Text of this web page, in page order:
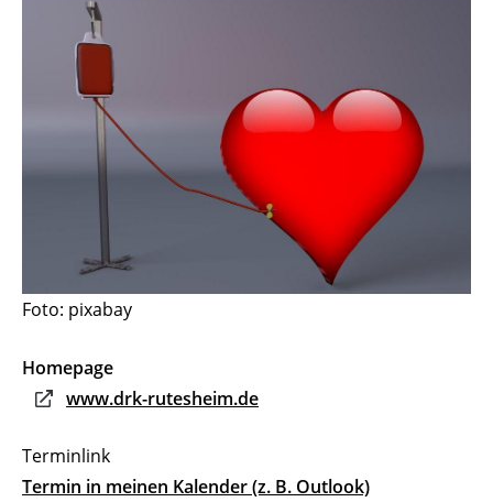
Foto: pixabay
Homepage
www.drk-rutesheim.de
Termin in meinen Kalender (z. B. Outlook)